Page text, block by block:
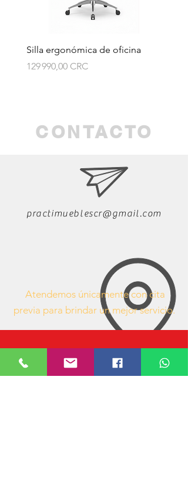
Silla ergonómica de oficina
Prix
129 990,00 CRC
CONTACTO
practimueblescr@gmail.com
Atendemos únicamente con cita
previa para brindar un mejor servicio.